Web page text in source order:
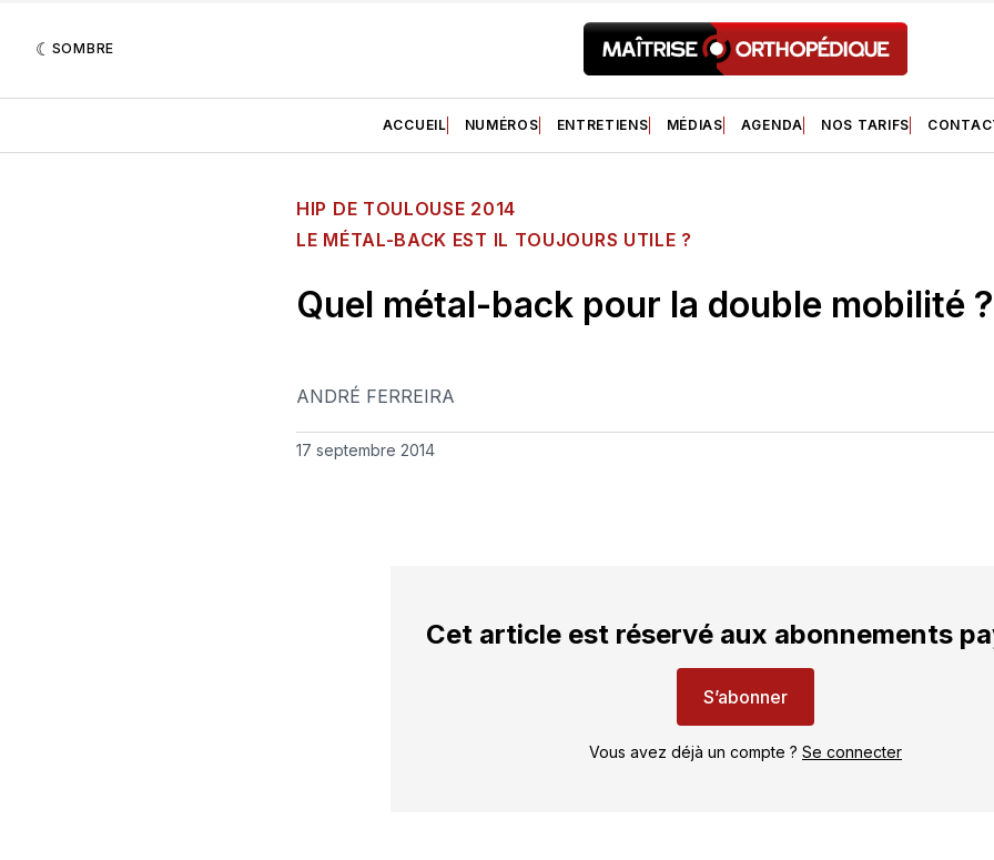
SOMBRE
ACCUEIL NUMÉROS ENTRETIENS MÉDIAS AGENDA NOS TARIFS
HIP DE TOULOUSE 2014
LE MÉTAL-BACK EST IL TOUJOURS UTILE ?
Quel métal-back pour la double mobilité ?
ANDRÉ FERREIRA
17 septembre 2014
Cet article est réservé aux abonnements
S’abonner
Vous avez déjà un compte ? Se connecter